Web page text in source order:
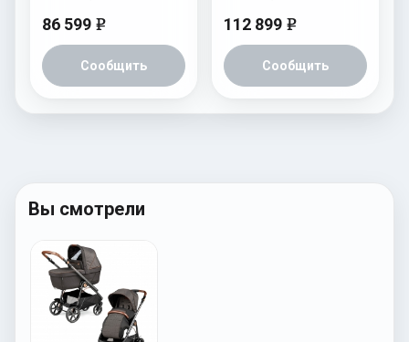
86 599 e
Сообщить
112 899 e
Сообщить
Вы смотрели